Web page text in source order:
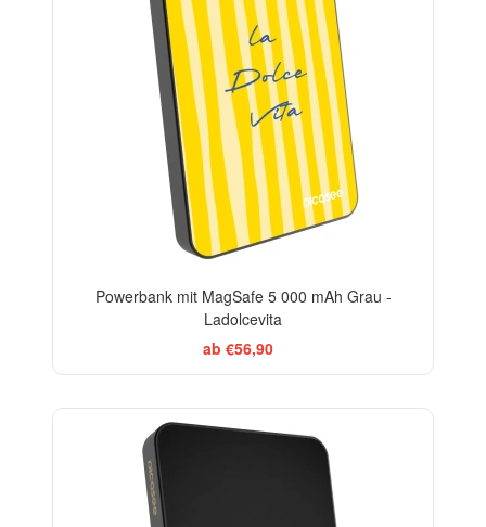
Powerbank mit MagSafe 5 000 mAh Grau -
Ladolcevita
ab €56,90